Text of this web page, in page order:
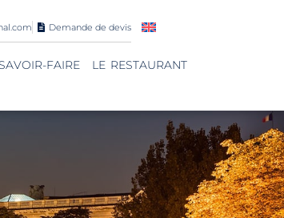
Demande de devis
FAIRE LE RESTAURANT